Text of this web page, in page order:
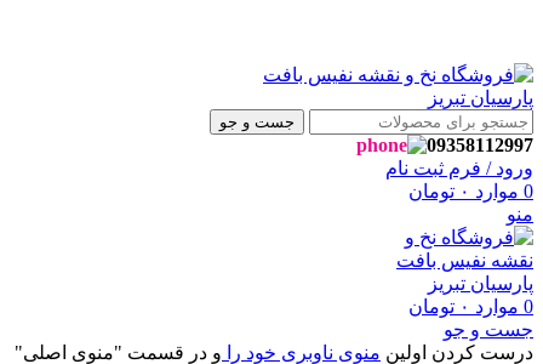
جست و جو
09358112997
ورود / فرم ثبت نام
0 موارد ۰ تومان
منو
0 موارد ۰ تومان
جست و جو
درست کردن اولین منوی ناوبری خود را و در قسمت "منوی اصلی"